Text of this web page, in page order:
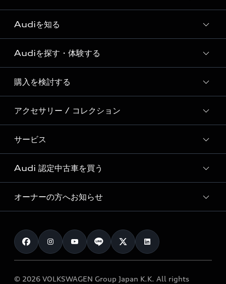
Audiを知る
Audi ブランド
Story of Progress
Audi Sport
Formula 1®
デジタルサービス
Audiを探す・体験する
ディーラー検索
新車在庫検索
試乗車・展示車検索
見積もり依頼
試乗予約
購入を検討する
モデル一覧
特別仕様モデル / 限定モデル
e-tronラインアップ
価格シミュレーション
車両比較
カタログ一覧
アクセサリー / コレクション
純正アクセサリー
オンラインショップ
Audi collection
アウディナビアプリ
サービス
サービス入庫予約
サービスプログラム
メンテナンス
車検 / 定期点検
e-tronアフターサポート
Audi 認定中古車を買う
Audi認定中古車
クオリティ
保証
メンテナンス
オーナーの方へお知らせ
お知らせ
オーナー様向けキャンペーン
© 2026 VOLKSWAGEN Group Japan K.K. All rights